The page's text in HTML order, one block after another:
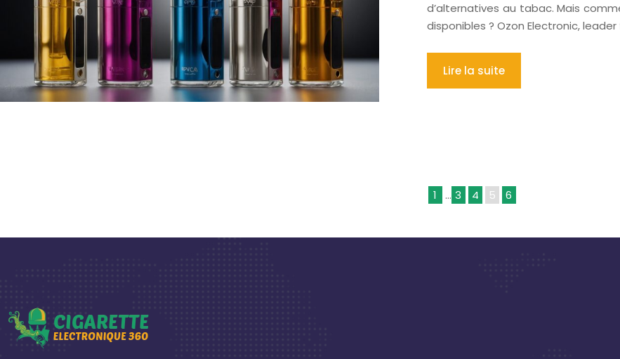
d’alternatives au tabac. Mais
disponibles ? Ozon Electronic,
Lire la suite
1 … 3 4 5 6